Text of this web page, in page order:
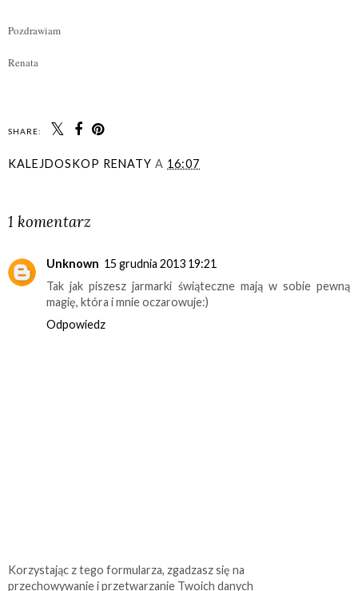
Pozdrawiam
Renata
SHARE:
KALEJDOSKOP RENATY A 16:07
1 komentarz
Unknown 15 grudnia 2013 19:21
Tak jak piszesz jarmarki świąteczne mają w sobie pewną
magię, która i mnie oczarowuje:)
Odpowiedz
Korzystając z tego formularza, zgadzasz się na
przechowywanie i przetwarzanie Twoich danych